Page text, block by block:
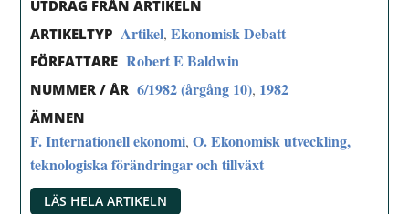
UTDRAG FRÅN ARTIKELN
ARTIKELTYP Artikel,Ekonomisk Debatt
FÖRFATTARE Robert E Baldwin
NUMMER / ÅR 6/1982 (årgång 10), 1982
ÄMNEN
F. Internationell ekonomi,O. Ekonomisk utveckling,
teknologiska förändringar och tillväxt
LÄS HELA ARTIKELN